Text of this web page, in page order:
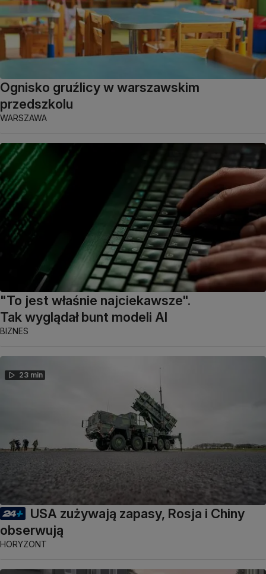
Ognisko gruźlicy w warszawskim
przedszkolu
WARSZAWA
"To jest właśnie najciekawsze".
Tak wyglądał bunt modeli AI
BIZNES
23 min
USA zużywają zapasy, Rosja i Chiny
obserwują
HORYZONT